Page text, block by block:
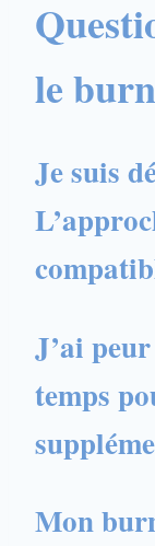
le
Je suis
J’ai
temps
Mon